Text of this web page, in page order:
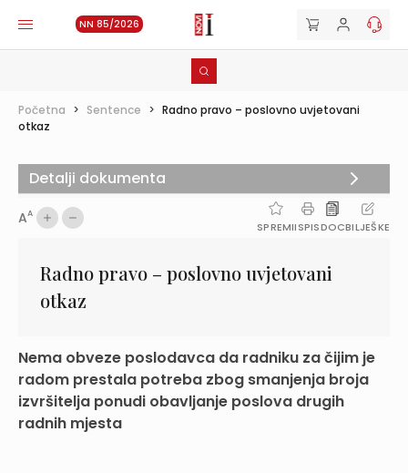
NN 85/2026
Početna > Sentence > Radno pravo – poslovno uvjetovani
otkaz
AA
SPREMIISPISDOCBILJEŠKE
Radno pravo – poslovno uvjetovani
otkaz
Nema obveze poslodavca da radniku za čijim je
radom prestala potreba zbog smanjenja broja
izvršitelja ponudi obavljanje poslova drugih
radnih mjesta
Detalji dokumenta